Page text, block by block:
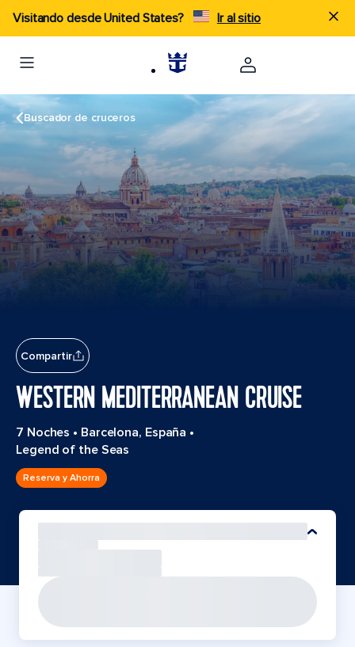
Visitando desde United States? Ir al sitio
Buscador de cruceros
Compartir
WESTERN MEDITERRANEAN CRUISE
7 Noches • Barcelona, España •
Legend of the Seas
Reserva y Ahorra